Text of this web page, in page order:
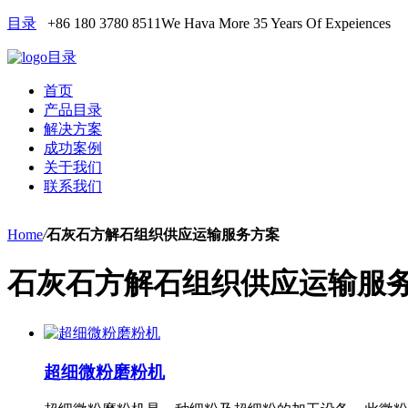
目录 +86 180 3780 8511We Hava More 35 Years Of Expeiences
目录
首页
产品目录
解决方案
成功案例
关于我们
联系我们
Home/石灰石方解石组织供应运输服务方案
石灰石方解石组织供应运输服
超细微粉磨粉机